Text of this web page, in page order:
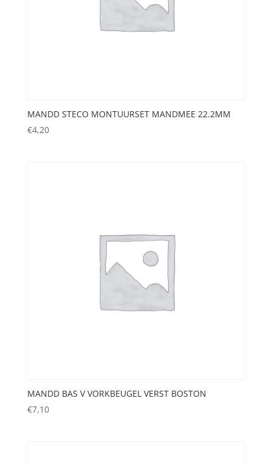
MANDD STECO MONTUURSET MANDMEE 22.2MM
€4,20
MANDD BAS V VORKBEUGEL VERST BOSTON
€7,10